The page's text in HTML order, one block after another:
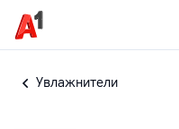
Увлажнители